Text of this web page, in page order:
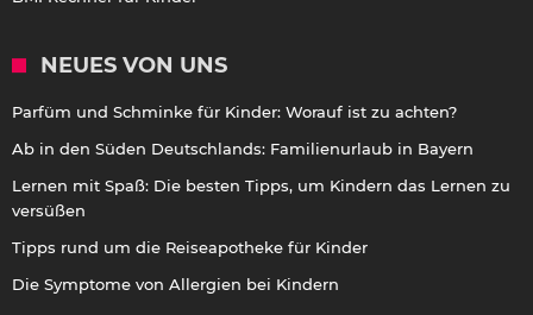
NEUES VON UNS
Parfüm und Schminke für Kinder: Worauf ist zu achten?
Ab in den Süden Deutschlands: Familienurlaub in Bayern
Lernen mit Spaß: Die besten Tipps, um Kindern das Lernen zu
versüßen
Tipps rund um die Reiseapotheke für Kinder
Die Symptome von Allergien bei Kindern